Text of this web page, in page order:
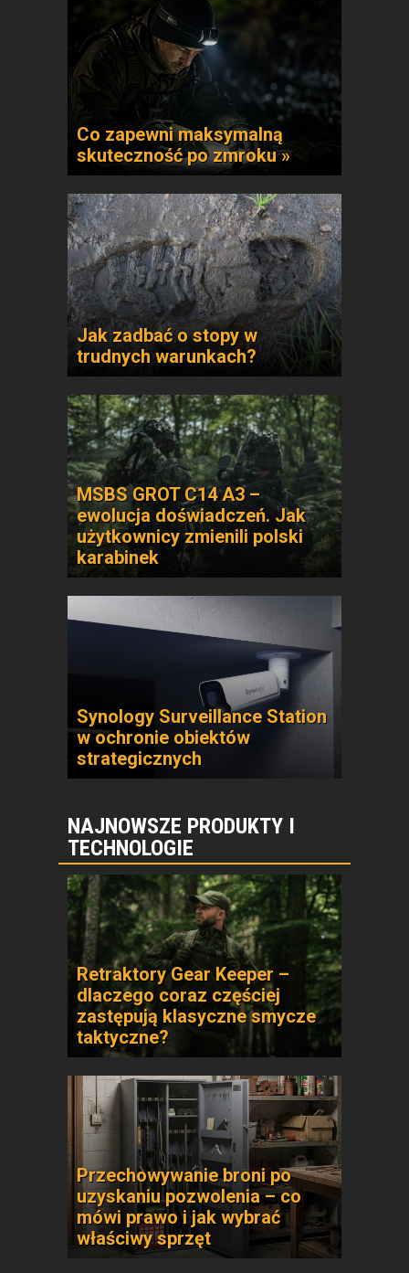
Co zapewni maksymalną
skuteczność po zmroku »
Jak zadbać o stopy w
trudnych warunkach?
MSBS GROT C14 A3 –
ewolucja doświadczeń. Jak
użytkownicy zmienili polski
karabinek
Synology Surveillance Station
w ochronie obiektów
strategicznych
NAJNOWSZE PRODUKTY I
TECHNOLOGIE
Retraktory Gear Keeper –
dlaczego coraz częściej
zastępują klasyczne smycze
taktyczne?
Przechowywanie broni po
uzyskaniu pozwolenia – co
mówi prawo i jak wybrać
właściwy sprzęt